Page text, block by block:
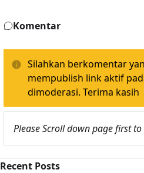
Komentar
Silahkan berkomentar
mempublish link aktif
dimoderasi. Terima kasih
Please Scroll down page first
Recent Posts